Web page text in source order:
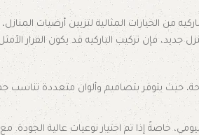
من الخيارات المثالية لتزيين أرضيات
جديد، فإن تركيب الباركيه قد يكون القرار
حيث يتوفر بتصاميم وألوان متعددة تناسب
خاصةً إذا تم اختيار نوعيات عالية